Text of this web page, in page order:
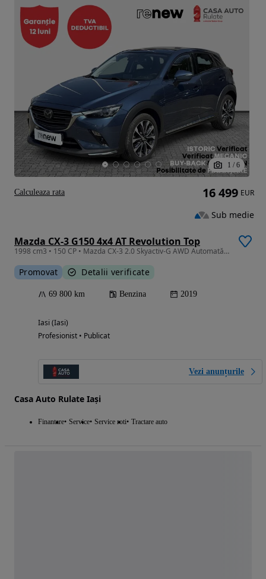
1 / 6
Mazda CX-3 G150 4x4 AT Revolution Top
1998 cm3 • 150 CP • Mazda CX-3 2.0 Skyactiv-G AWD Automată – 150 CP
Promovat Detalii verificate
69 800 km Benzina 2019
Iasi (Iasi)
Profesionist • Publicat
Vezi anunțurile
Casa Auto Rulate Iași
Finantare Service Service roti Tractare auto
16 499 EUR
Sub medie
Calculeaza rata